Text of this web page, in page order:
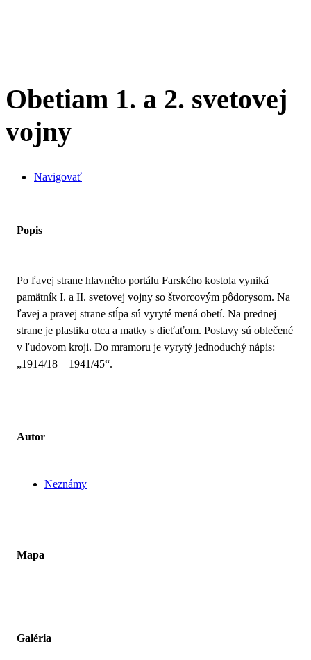
Obetiam 1. a 2. svetovej
vojny
Navigovať
Popis
Po ľavej strane hlavného portálu Farského kostola vyniká
pamätník I. a II. svetovej vojny so štvorcovým pôdorysom. Na
ľavej a pravej strane stĺpa sú vyryté mená obetí. Na prednej
strane je plastika otca a matky s dieťaťom. Postavy sú oblečené
v ľudovom kroji. Do mramoru je vyrytý jednoduchý nápis:
„1914/18 – 1941/45“.
Autor
Neznámy
Mapa
Galéria